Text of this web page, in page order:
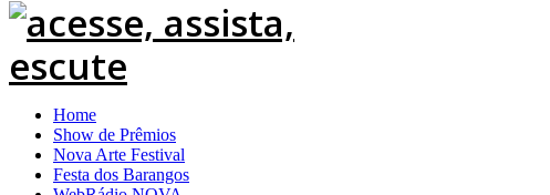
Home
Show de Prêmios
Nova Arte Festival
Festa dos Barangos